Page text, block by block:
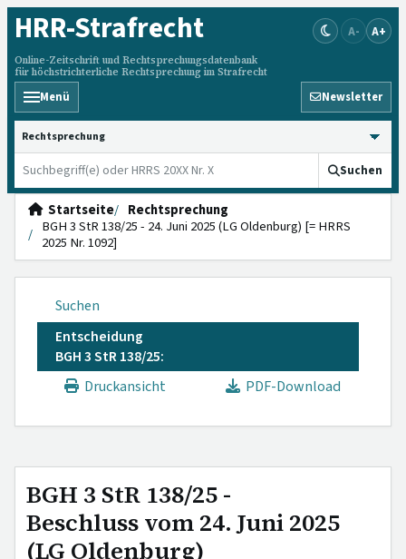
HRR-Strafrecht
Online-Zeitschrift und Rechtsprechungsdatenbank
für höchstrichterliche Rechtsprechung im Strafrecht
A- A+
Menü Newsletter
HRRS durchsuchen
Suchen
Startseite
Rechtsprechung
BGH 3 StR 138/25 - 24. Juni 2025 (LG Oldenburg) [= HRRS
2025 Nr. 1092]
Suchen
Entscheidung
BGH 3 StR 138/25:
Druckansicht
PDF-Download
BGH 3 StR 138/25 -
Beschluss vom 24. Juni 2025
(LG Oldenburg)